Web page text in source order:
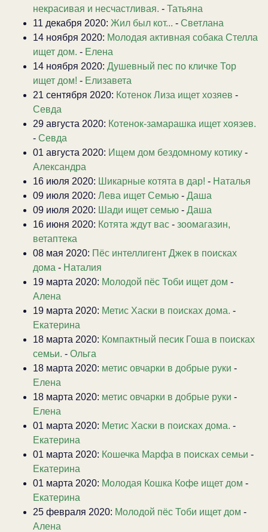
некрасивая и несчастливая. - Татьяна
11 декабря 2020: Жил был кот... - Светлана
14 ноября 2020: Молодая активная собака Стелла
ищет дом. - Елена
14 ноября 2020: Душевный пес по кличке Тор
ищет дом! - Елизавета
21 сентября 2020: Котенок Лиза ищет хозяев -
Севда
29 августа 2020: Котенок-замарашка ищет хоязев.
- Севда
01 августа 2020: Ищем дом бездомному котику -
Александра
16 июля 2020: Шикарные котята в дар! - Наталья
09 июля 2020: Лева ищет Семью - Даша
09 июля 2020: Шади ищет семью - Даша
16 июня 2020: Котята ждут вас - зоомагазин,
ветаптека
08 мая 2020: Пёс интеллигент Джек в поисках
дома - Наталия
19 марта 2020: Молодой пёс Тоби ищет дом -
Алена
19 марта 2020: Метис Хаски в поисках дома. -
Екатерина
18 марта 2020: Компактный песик Гоша в поисках
семьи. - Ольга
18 марта 2020: метис овчарки в добрые руки -
Елена
18 марта 2020: метис овчарки в добрые руки -
Елена
01 марта 2020: Метис Хаски в поисках дома. -
Екатерина
01 марта 2020: Кошечка Марфа в поисках семьи -
Екатерина
01 марта 2020: Молодая Кошка Кофе ищет дом -
Екатерина
25 февраля 2020: Молодой пёс Тоби ищет дом -
Алена